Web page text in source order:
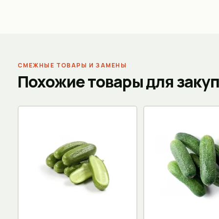
СМЕЖНЫЕ ТОВАРЫ И ЗАМЕНЫ
Похожие товары для